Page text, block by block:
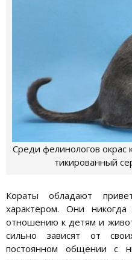
Среди фелинологов окрас
тикированный
Кораты обладают
характером. Они
отношению к детям и
сильно зависят от
постоянном общении с